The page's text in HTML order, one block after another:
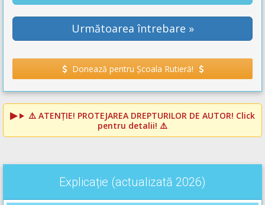
Următoarea întrebare »
Donează pentru Școala Rutieră!
⚠️ ATENȚIE! PROTEJAREA DREPTURILOR DE AUTOR! Click
pentru detalii! ⚠️
Explicație (actualizată 2026)